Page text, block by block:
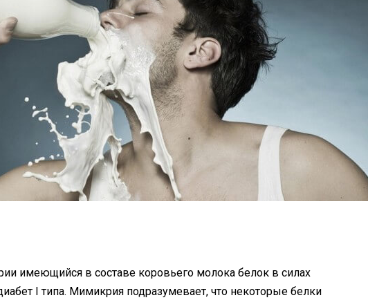
имеющийся в составе коровьего молока белок в силах
I типа. Мимикрия подразумевает, что некоторые белки